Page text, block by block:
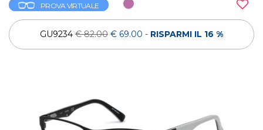
PROVA VIRTUALE
GU9234 € 82.00 € 69.00 - RISPARMI IL 16 %